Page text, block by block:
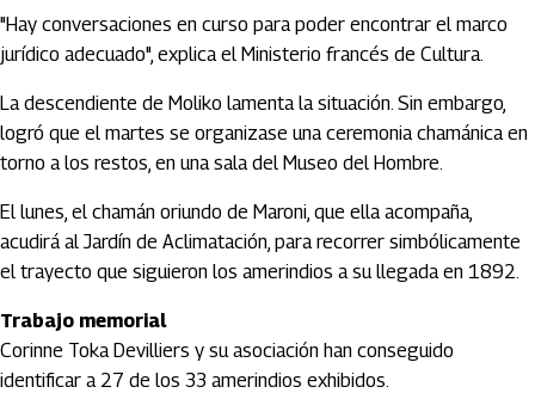
"Hay conversaciones en curso para poder encontrar el marco
jurídico adecuado", explica el Ministerio francés de Cultura.
La descendiente de Moliko lamenta la situación. Sin embargo,
logró que el martes se organizase una ceremonia chamánica en
torno a los restos, en una sala del Museo del Hombre.
El lunes, el chamán oriundo de Maroni, que ella acompaña,
acudirá al Jardín de Aclimatación, para recorrer simbólicamente
el trayecto que siguieron los amerindios a su llegada en 1892.
Trabajo memorial
Corinne Toka Devilliers y su asociación han conseguido
identificar a 27 de los 33 amerindios exhibidos.